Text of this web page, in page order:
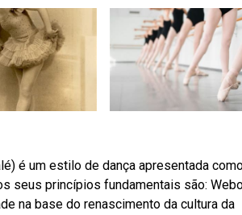
é um estilo de dança apresentada
seus princípios fundamentais são:
na base do renascimento da cultura da